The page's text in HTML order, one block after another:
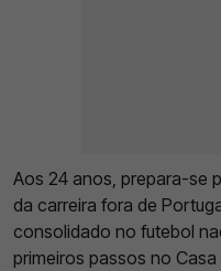
Aos 24 anos, prepara-se
da carreira fora de
consolidado no futebol
primeiros passos no